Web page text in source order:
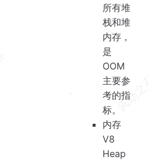
所有堆
栈和堆
内存，
是
OOM
主要参
考的指
标。
内存
V8
Heap